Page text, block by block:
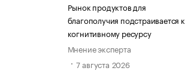
Рынок продуктов для
благополучия подстраивается к
когнитивному ресурсу
Мнение эксперта
7 августа 2026